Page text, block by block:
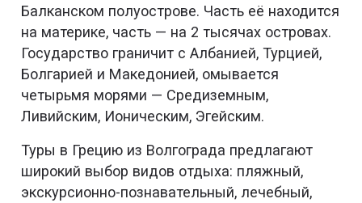
Балканском полуострове. Часть её находится
на материке, часть — на 2 тысячах островах.
Государство граничит с Албанией, Турцией,
Болгарией и Македонией, омывается
четырьмя морями — Средиземным,
Ливийским, Ионическим, Эгейским.
Туры в Грецию из Волгограда предлагают
широкий выбор видов отдыха: пляжный,
экскурсионно-познавательный, лечебный,